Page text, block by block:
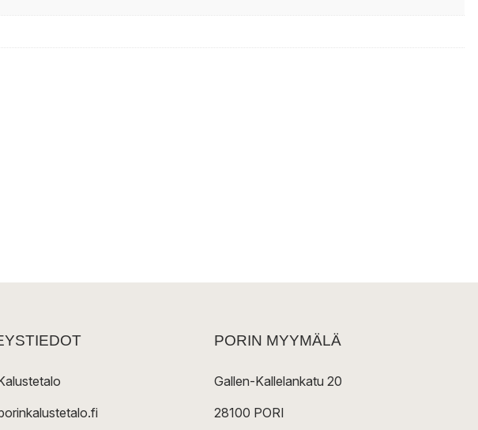
PORIN MYYMÄLÄ
Gallen-Kallelankatu 20
28100 PORI